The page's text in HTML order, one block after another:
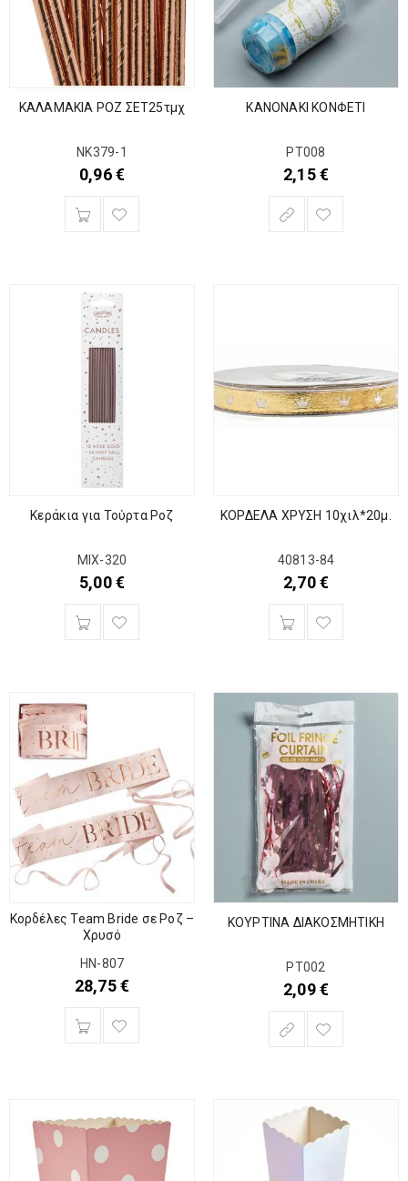
ΚΑΛΑΜΑΚΙΑ ΡΟΖ ΣΕΤ25τμχ
ΝΚ379-1
0,96€
ΚΑΝΟΝΑΚΙ ΚΟΝΦΕΤΙ
ΡΤ008
2,15€
Κεράκια για Τούρτα Ροζ
MIX-320
5,00€
ΚΟΡΔΕΛΑ ΧΡΥΣΗ 10χιλ*20μ.
40813-84
2,70€
Κορδέλες Team Bride σε Ροζ –
Χρυσό
HN-807
28,75€
ΚΟΥΡΤΙΝΑ ΔΙΑΚΟΣΜΗΤΙΚΗ
ΡΤ002
2,09€